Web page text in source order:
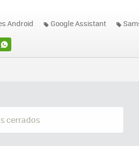
Android Google Assistant
cerrados